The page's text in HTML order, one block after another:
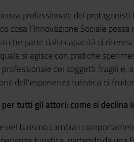
professionale dei
cosa l’Innovazione Sociale
che parte dalla capacità di
si agisce con pratiche
professionale dei soggetti fragili e,
dell’esperienza turistica di
tutti gli attori: come si declina
nel turismo cambia i